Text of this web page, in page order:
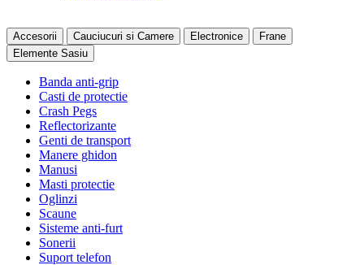
Accesorii Cauciucuri si Camere Electronice
Frane
Elemente Sasiu
Banda anti-grip
Casti de protectie
Crash Pegs
Reflectorizante
Genti de transport
Manere ghidon
Manusi
Masti protectie
Oglinzi
Scaune
Sisteme anti-furt
Sonerii
Suport telefon